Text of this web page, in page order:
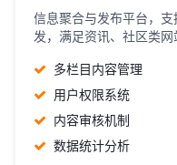
信息聚合与发布平台，
发，满足资讯、社区类网
多栏目内容管理
用户权限系统
内容审核机制
数据统计分析